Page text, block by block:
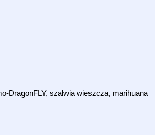
DragonFLY, szałwia wieszcza, marihuana